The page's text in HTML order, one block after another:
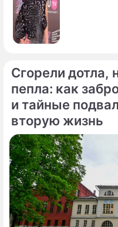
Сгорели дотла,
пепла: как
и тайные
вторую жизнь